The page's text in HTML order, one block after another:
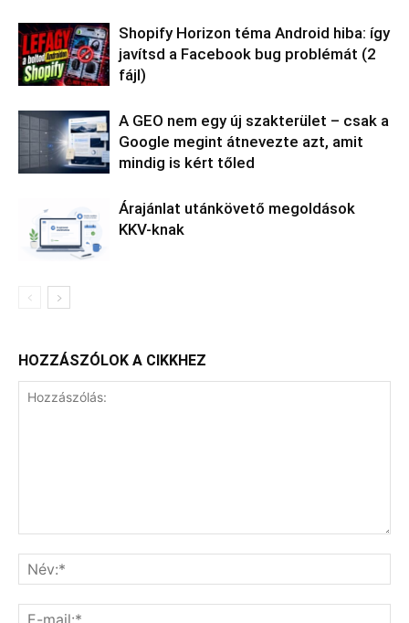
Shopify Horizon téma Android hiba: így
javítsd a Facebook bug problémát (2
fájl)
A GEO nem egy új szakterület – csak a
Google megint átnevezte azt, amit
mindig is kért tőled
Árajánlat utánkövető megoldások
KKV-knak
HOZZÁSZÓLOK A CIKKHEZ